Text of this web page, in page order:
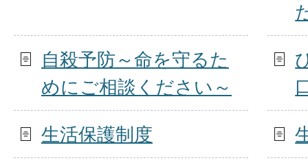
自殺予防～命を守るた
めにご相談ください～
生活保護制度